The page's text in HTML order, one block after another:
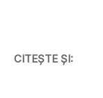
CITEȘTE ȘI: